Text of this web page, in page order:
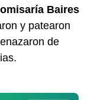
Baires
y patearon
de